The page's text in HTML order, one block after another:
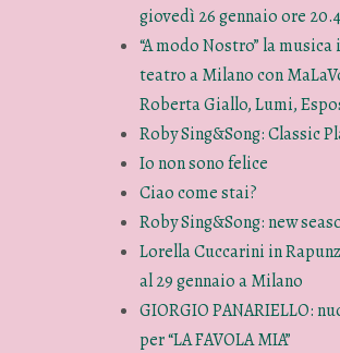
giovedì 26 gennaio ore
“A modo Nostro” la musica
teatro a Milano con
Roberta Giallo, Lumi,
Roby Sing&Song: Classic
Io non sono felice
Ciao come stai?
Roby Sing&Song: new
Lorella Cuccarini in
al 29 gennaio a Milano
GIORGIO PANARIELLO:
per “LA FAVOLA MIA”